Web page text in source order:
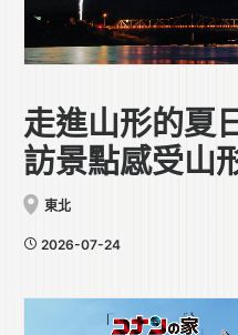
走進山形的夏
訪景點感受山
東北
2026-07-24